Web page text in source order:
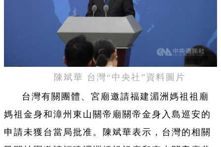
陳斌華 台灣“中央社”資料圖片
台灣有關團體、宮廟邀請福建湄洲媽祖祖廟
媽祖金身和漳州東山關帝廟關帝金身入島巡安的
申請未獲台當局批准。陳斌華表示，台灣的相關